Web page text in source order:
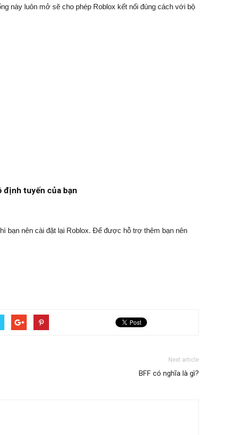
này luôn mở sẽ cho phép Roblox kết nối đúng cách với bộ
định tuyến của bạn
bạn nên cài đặt lại Roblox. Để được hỗ trợ thêm bạn nên
Next article
BFF có nghĩa là gì?